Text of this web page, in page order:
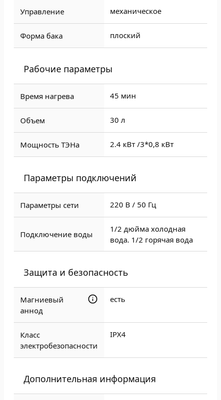
Управление механическое
Форма бака плоский
Рабочие параметры
Время нагрева 45 мин
Объем 30 л
Мощность ТЭНа 2.4 кВт /3*0,8 кВт
Параметры подключений
Параметры сети 220 В / 50 Гц
Подключение воды
1/2 дюйма холодная
вода. 1/2 горячая вода
Защита и безопасность
Магниевый
аннод
есть
Класс
электробезопасности
IPX4
Дополнительная информация